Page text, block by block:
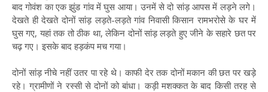
बाद गोवंश का एक झुंड गांव में घुस आया। उनमें से दो सांड़ आपस में लड़ने लगे।
देखते ही देखते दोनों सांड़ लड़ते-लड़ते गांव निवासी किसान रामभरोसे के घर में
घुस गए, यहां तक तो ठीक था, लेकिन दोनों सांड़ लड़ते हुए जीने के सहारे छत पर
चढ़ गए। इसके बाद हड़कंप मच गया।
दोनों सांड़ नीचे नहीं उतर पा रहे थे। काफी देर तक दोनों मकान की छत पर खड़े
रहे। ग्रामीणों ने रस्सी से दोनों को बांधा। कड़ी मशक्कत के बाद किसी तरह से